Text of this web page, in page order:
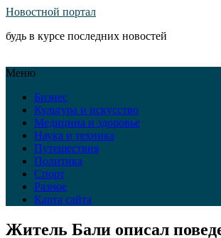
Новостной портал
будь в курсе последних новостей
Меню
Бизнес
Культура и искусство
Медицина и здоровье
Наука и техника
Путешествия
Политика
Спорт
Разное
Карта сайта
Житель Бали описал